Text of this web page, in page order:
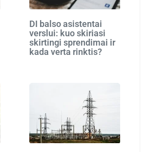
DI balso asistentai
verslui: kuo skiriasi
skirtingi sprendimai ir
kada verta rinktis?